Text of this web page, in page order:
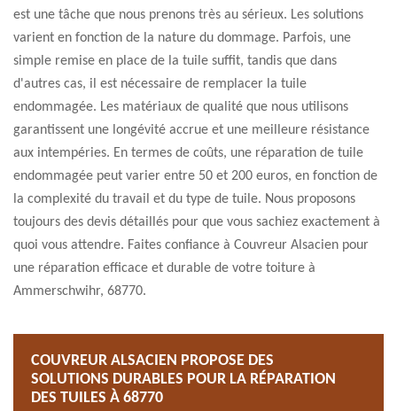
est une tâche que nous prenons très au sérieux. Les solutions
varient en fonction de la nature du dommage. Parfois, une
simple remise en place de la tuile suffit, tandis que dans
d'autres cas, il est nécessaire de remplacer la tuile
endommagée. Les matériaux de qualité que nous utilisons
garantissent une longévité accrue et une meilleure résistance
aux intempéries. En termes de coûts, une réparation de tuile
endommagée peut varier entre 50 et 200 euros, en fonction de
la complexité du travail et du type de tuile. Nous proposons
toujours des devis détaillés pour que vous sachiez exactement à
quoi vous attendre. Faites confiance à Couvreur Alsacien pour
une réparation efficace et durable de votre toiture à
Ammerschwihr, 68770.
COUVREUR ALSACIEN PROPOSE DES
SOLUTIONS DURABLES POUR LA RÉPARATION
DES TUILES À 68770